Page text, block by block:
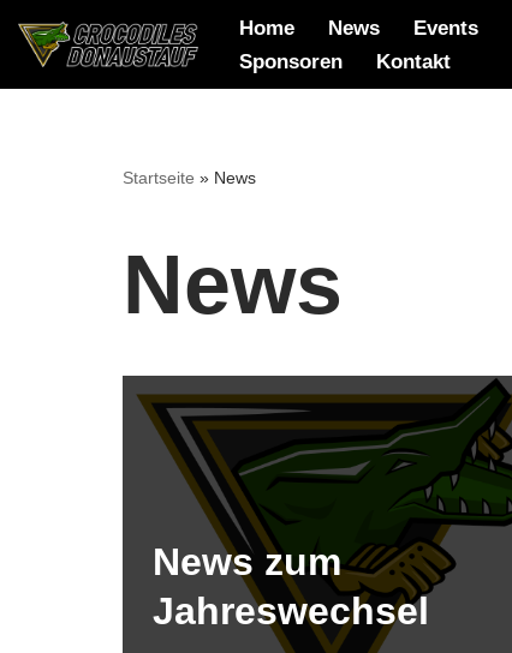
Zum
Home News Events
Sponsoren
Kontakt
Startseite » News
News
News zum
Jahreswechsel